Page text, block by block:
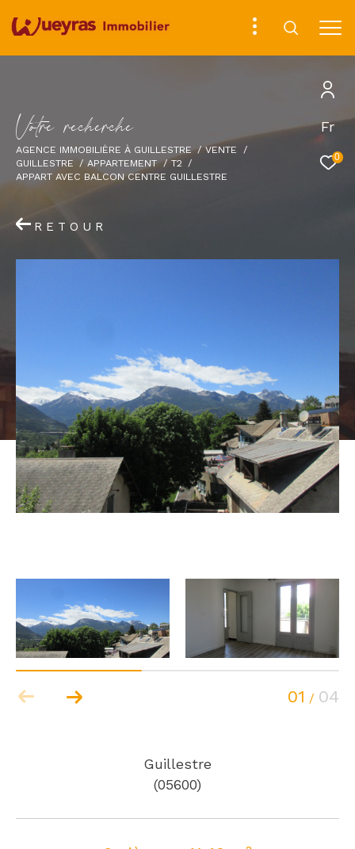
Fr
0
Votre recherche
AGENCE IMMOBILIÈRE À GUILLESTRE
VENTE
GUILLESTRE
APPARTEMENT
T2
APPART AVEC BALCON CENTRE GUILLESTRE
RETOUR
01 / 04
Guillestre
(05600)